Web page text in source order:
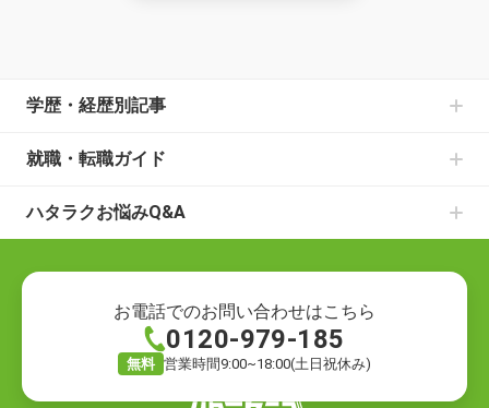
学歴・経歴別記事
中卒からの就職の記事一覧
高卒からの就職の記事一覧
大学中退からの就職の記事一覧
フリーターからの就職の記事一覧
就職・転職ガイド
書類選考のお悩みの記事一覧
面接のお悩みの記事一覧
退職についての記事一覧
ハローワークでの仕事探しの記事一覧
転職活動の記事一覧
就職の方法の記事一覧
ハタラクお悩みQ&A
就職の悩み
お電話でのお問い合わせはこちら
0120-979-185
無料 営業時間9:00~18:00(土日祝休み)